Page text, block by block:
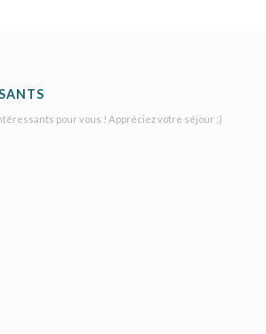
pour vous ! Appréciez votre séjour :)